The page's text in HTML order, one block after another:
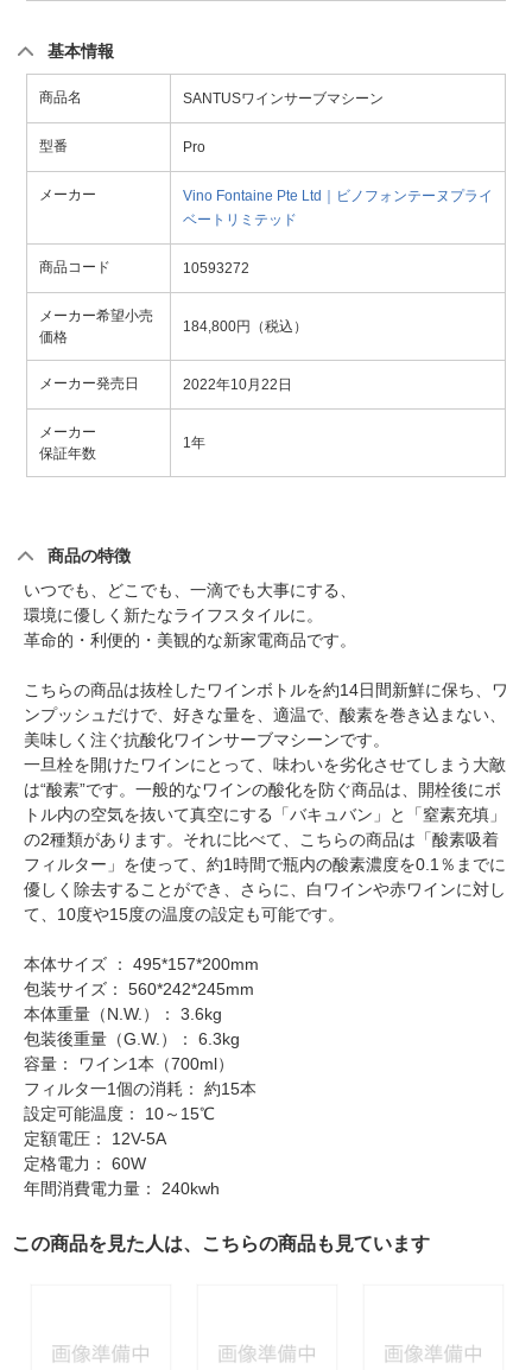
基本情報
商品名 SANTUSワインサーブマシーン
型番 Pro
メーカー
Vino Fontaine Pte Ltd｜ビノフォンテーヌプライ
ベートリミテッド
商品コード 10593272
メーカー希望小売
価格
184,800円（税込）
メーカー発売日 2022年10月22日
メーカー
保証年数
1年
商品の特徴
いつでも、どこでも、一滴でも大事にする、
環境に優しく新たなライフスタイルに。
革命的・利便的・美観的な新家電商品です。
こちらの商品は抜栓したワインボトルを約14日間新鮮に保ち、ワ
ンプッシュだけで、好きな量を、適温で、酸素を巻き込まない、
美味しく注ぐ抗酸化ワインサーブマシーンです。
一旦栓を開けたワインにとって、味わいを劣化させてしまう大敵
は“酸素”です。一般的なワインの酸化を防ぐ商品は、開栓後にボ
トル内の空気を抜いて真空にする「バキュバン」と「窒素充填」
の2種類があります。それに比べて、こちらの商品は「酸素吸着
フィルター」を使って、約1時間で瓶内の酸素濃度を0.1％までに
優しく除去することができ、さらに、白ワインや赤ワインに対し
て、10度や15度の温度の設定も可能です。
本体サイズ ： 495*157*200mm
包装サイズ： 560*242*245mm
本体重量（N.W.）： 3.6kg
包装後重量（G.W.）： 6.3kg
容量： ワイン1本（700ml）
フィルタ一1個の消耗： 約15本
設定可能温度： 10～15℃
定額電圧： 12V-5A
定格電力： 60W
年間消費電力量： 240kwh
この商品を見た人は、こちらの商品も見ています